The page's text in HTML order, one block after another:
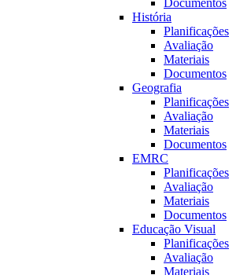
Documentos
História
Planificações
Avaliação
Materiais
Documentos
Geografia
Planificações
Avaliação
Materiais
Documentos
EMRC
Planificações
Avaliação
Materiais
Documentos
Educação Visual
Planificações
Avaliação
Materiais